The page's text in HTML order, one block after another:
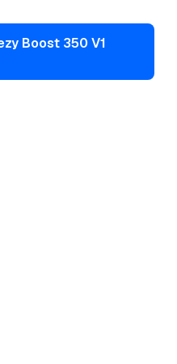
Boost 350 V1